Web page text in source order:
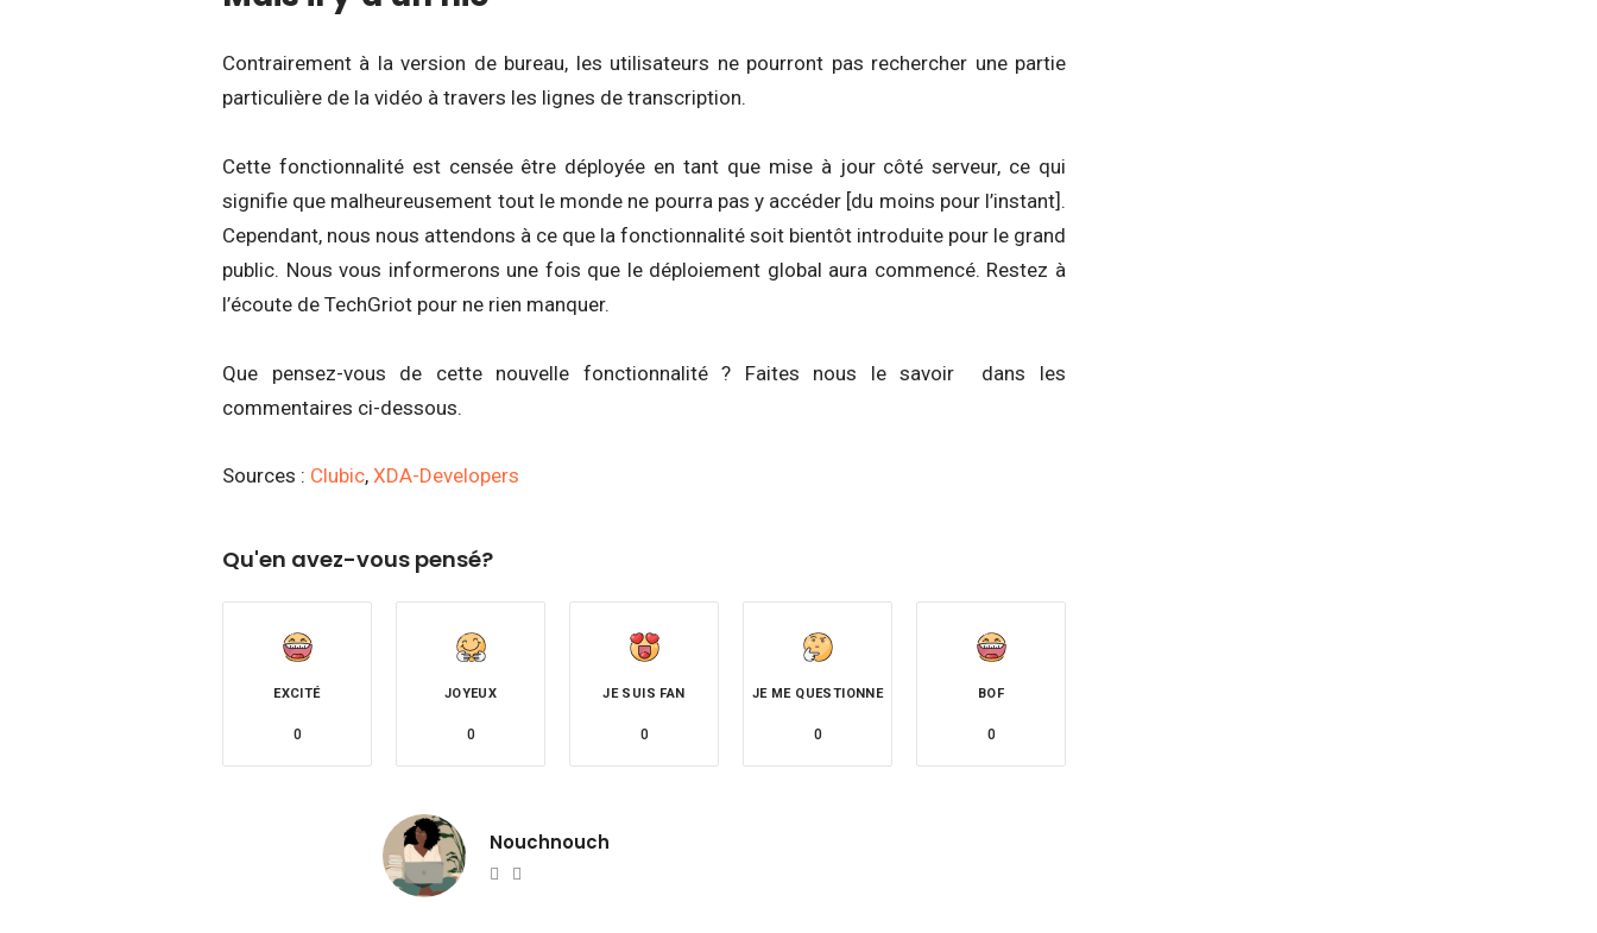
Contrairement à la version de bureau, les utilisateurs ne pourront pas rechercher une partie
particulière de la vidéo à travers les lignes de transcription.
Cette fonctionnalité est censée être déployée en tant que mise à jour côté serveur, ce qui
signifie que malheureusement tout le monde ne pourra pas y accéder [du moins pour l’instant].
Cependant, nous nous attendons à ce que la fonctionnalité soit bientôt introduite pour le grand
public. Nous vous informerons une fois que le déploiement global aura commencé. Restez à
l’écoute de TechGriot pour ne rien manquer.
Que pensez-vous de cette nouvelle fonctionnalité ? Faites nous le savoir dans les
commentaires ci-dessous.
Sources : Clubic, XDA-Developers
Qu'en avez-vous pensé?
EXCITÉ
0
JOYEUX
0
JE SUIS FAN
0
JE ME QUESTIONNE
0
BOF
0
Nouchnouch
Website